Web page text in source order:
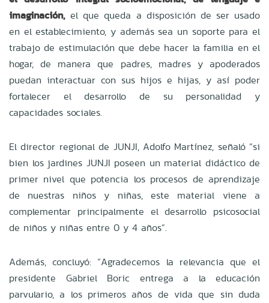
imaginación, el que queda a disposición de ser usado
en el establecimiento, y además sea un soporte para el
trabajo de estimulación que debe hacer la familia en el
hogar, de manera que padres, madres y apoderados
puedan interactuar con sus hijos e hijas, y así poder
fortalecer el desarrollo de su personalidad y
capacidades sociales.
El director regional de JUNJI, Adolfo Martínez, señaló “si
bien los jardines JUNJI poseen un material didáctico de
primer nivel que potencia los procesos de aprendizaje
de nuestras niños y niñas, este material viene a
complementar principalmente el desarrollo psicosocial
de niños y niñas entre 0 y 4 años”.
Además, concluyó: “Agradecemos la relevancia que el
presidente Gabriel Boric entrega a la educación
parvulario, a los primeros años de vida que sin duda